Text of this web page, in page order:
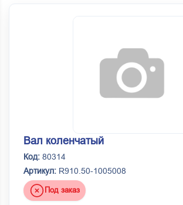
Вал коленчатый
Код: 80314
Артикул: R910.50-1005008
Под заказ